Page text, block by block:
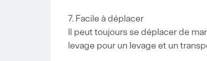
7. Facile à déplacer
Il peut toujours se déplacer de
levage pour un levage et un